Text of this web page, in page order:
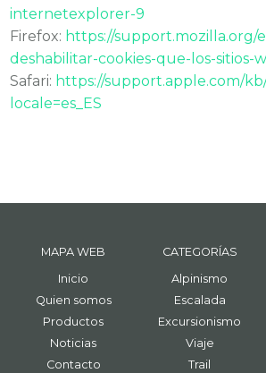
internetexplorer-9
Firefox: https://support.mozilla.org/
deshabilitar-cookies-que-los-sitios-
Safari: https://support.apple.com/
locale=es_ES
MAPA WEB
Inicio
Quien somos
Productos
Noticias
Contacto
CATEGORÍAS
Alpinismo
Escalada
Excursionismo
Viaje
Trail